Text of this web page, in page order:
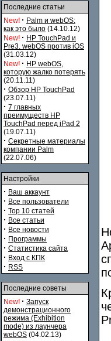
Последние статьи
New! · Palm и webOS:
как это было (14.10.12)
New! · HP TouchPad и
Pre3. webOS против iOS
(31.03.12)
New! · HP webOS,
которую жалко потерять
(20.11.11)
· Обзор HP TouchPad
(23.07.11)
· 7 главных
преимуществ HP
TouchPad перед iPad 2
(19.07.11)
· Секретные материалы
компании Palm
(22.07.06)
Настройки
· Ваш аккаунт
· Все пользователи
· Top 10 статей
· Все статьи
· Все новости
· Программы
· Статистика сайта
· Вход с КПК
· RSS
Последние советы
New! · Запуск
демонстрационного
режима (Exhibition
mode) из лаунчера
webOS (04.02.13)